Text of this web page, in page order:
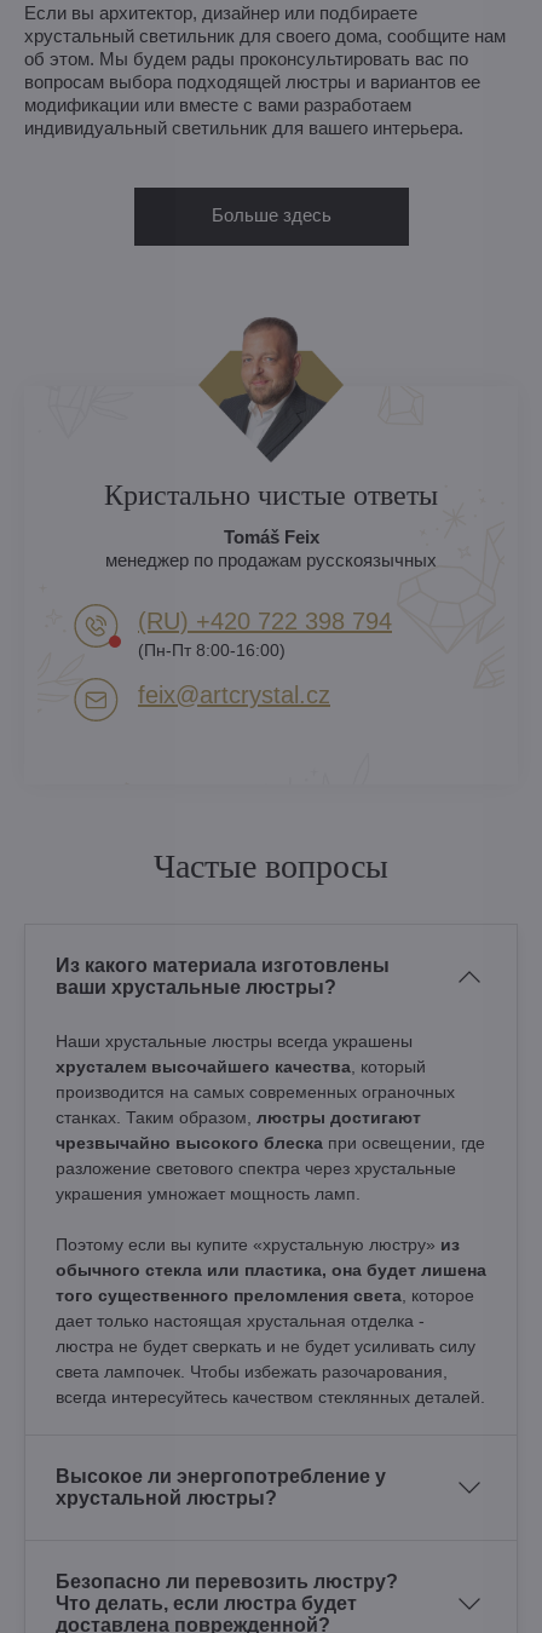
Если вы архитектор, дизайнер или подбираете
хрустальный светильник для своего дома, сообщите нам
об этом. Мы будем рады проконсультировать вас по
вопросам выбора подходящей люстры и вариантов ее
модификации или вместе с вами разработаем
индивидуальный светильник для вашего интерьера.
Больше здесь
Кристально чистые ответы
Tomáš Feix
менеджер по продажам русскоязычных
(RU) +420 722 398 794​
(Пн-Пт 8:00-16:00)
feix​@artcrystal​.cz
Частые вопросы
Из какого материала изготовлены
ваши хрустальные люстры?
Наши хрустальные люстры всегда украшены
хрусталем высочайшего качества , который
производится на самых современных ограночных
станках. Таким образом, люстры достигают
чрезвычайно высокого блеска при освещении, где
разложение светового спектра через хрустальные
украшения умножает мощность ламп.
Поэтому если вы купите «хрустальную люстру» из
обычного стекла или пластика, она будет лишена
того существенного преломления света , которое
дает только настоящая хрустальная отделка -
люстра не будет сверкать и не будет усиливать силу
света лампочек. Чтобы избежать разочарования,
всегда интересуйтесь качеством стеклянных деталей.
Высокое ли энергопотребление у
хрустальной люстры?
Безопасно ли перевозить люстру?
Что делать, если люстра будет
доставлена поврежденной?